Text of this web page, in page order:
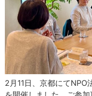
2月11日、京都にてNPO